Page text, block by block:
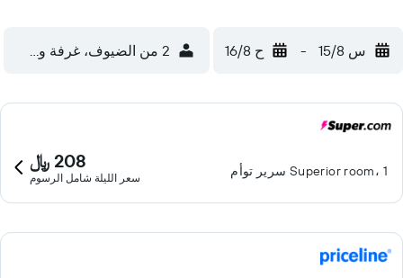
س 15/8 - ح 16/8 2 من الضيوف، غرفة واحدة
Superior room، 1 سرير توأم 208 ﷼
سعر الليلة شامل الرسوم